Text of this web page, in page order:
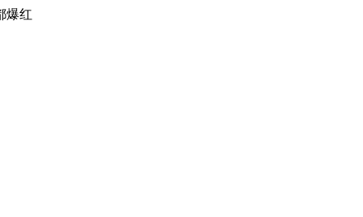
爆红